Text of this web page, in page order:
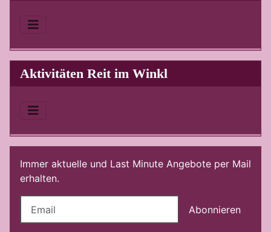
Aktivitäten Reit im Winkl
Immer aktuelle und Last Minute Angebote per Mail
erhalten.
Abonnieren